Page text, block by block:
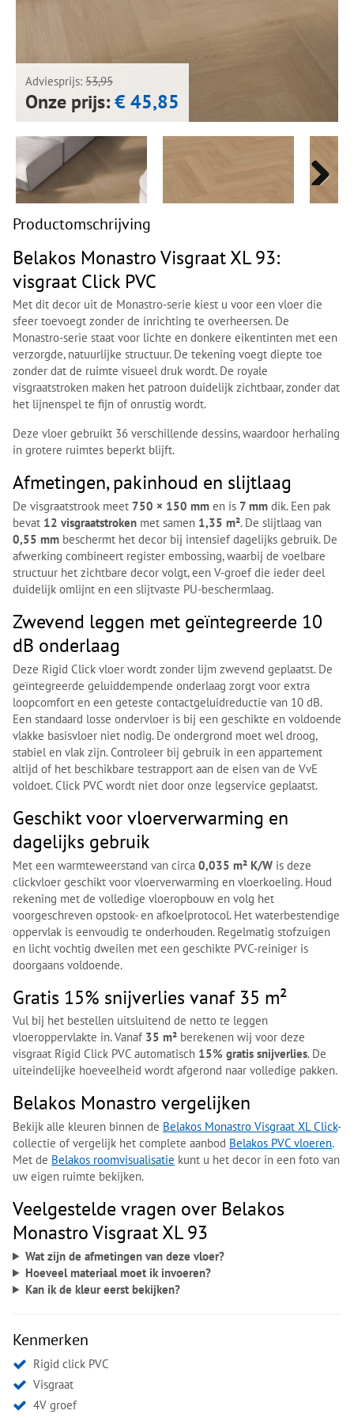
Adviesprijs: 53,95
Onze prijs:€ 45,85
Next
Next
Productomschrijving
Belakos Monastro Visgraat XL 93:
visgraat Click PVC
Met dit decor uit de Monastro-serie kiest u voor een vloer die
sfeer toevoegt zonder de inrichting te overheersen. De
Monastro-serie staat voor lichte en donkere eikentinten met een
verzorgde, natuurlijke structuur. De tekening voegt diepte toe
zonder dat de ruimte visueel druk wordt. De royale
visgraatstroken maken het patroon duidelijk zichtbaar, zonder dat
het lijnenspel te fijn of onrustig wordt.
Deze vloer gebruikt 36 verschillende dessins, waardoor herhaling
in grotere ruimtes beperkt blijft.
Afmetingen, pakinhoud en slijtlaag
De visgraatstrook meet 750 × 150 mm en is 7 mm dik. Een pak
bevat 12 visgraatstroken met samen 1,35 m². De slijtlaag van
0,55 mm beschermt het decor bij intensief dagelijks gebruik. De
afwerking combineert register embossing, waarbij de voelbare
structuur het zichtbare decor volgt, een V-groef die ieder deel
duidelijk omlijnt en een slijtvaste PU-beschermlaag.
Zwevend leggen met geïntegreerde 10
dB onderlaag
Deze Rigid Click vloer wordt zonder lijm zwevend geplaatst. De
geïntegreerde geluiddempende onderlaag zorgt voor extra
loopcomfort en een geteste contactgeluidreductie van 10 dB.
Een standaard losse ondervloer is bij een geschikte en voldoende
vlakke basisvloer niet nodig. De ondergrond moet wel droog,
stabiel en vlak zijn. Controleer bij gebruik in een appartement
altijd of het beschikbare testrapport aan de eisen van de VvE
voldoet. Click PVC wordt niet door onze legservice geplaatst.
Geschikt voor vloerverwarming en
dagelijks gebruik
Met een warmteweerstand van circa 0,035 m² K/W is deze
clickvloer geschikt voor vloerverwarming en vloerkoeling. Houd
rekening met de volledige vloeropbouw en volg het
voorgeschreven opstook- en afkoelprotocol. Het waterbestendige
oppervlak is eenvoudig te onderhouden. Regelmatig stofzuigen
en licht vochtig dweilen met een geschikte PVC-reiniger is
doorgaans voldoende.
Gratis 15% snijverlies vanaf 35 m²
Vul bij het bestellen uitsluitend de netto te leggen
vloeroppervlakte in. Vanaf 35 m² berekenen wij voor deze
visgraat Rigid Click PVC automatisch 15% gratis snijverlies. De
uiteindelijke hoeveelheid wordt afgerond naar volledige pakken.
Belakos Monastro vergelijken
Bekijk alle kleuren binnen de Belakos Monastro Visgraat XL Click-
collectie of vergelijk het complete aanbod Belakos PVC vloeren.
Met de Belakos roomvisualisatie kunt u het decor in een foto van
uw eigen ruimte bekijken.
Veelgestelde vragen over Belakos
Monastro Visgraat XL 93
Wat zijn de afmetingen van deze vloer?
Hoeveel materiaal moet ik invoeren?
Kan ik de kleur eerst bekijken?
Kenmerken
Rigid click PVC
Visgraat
4V groef